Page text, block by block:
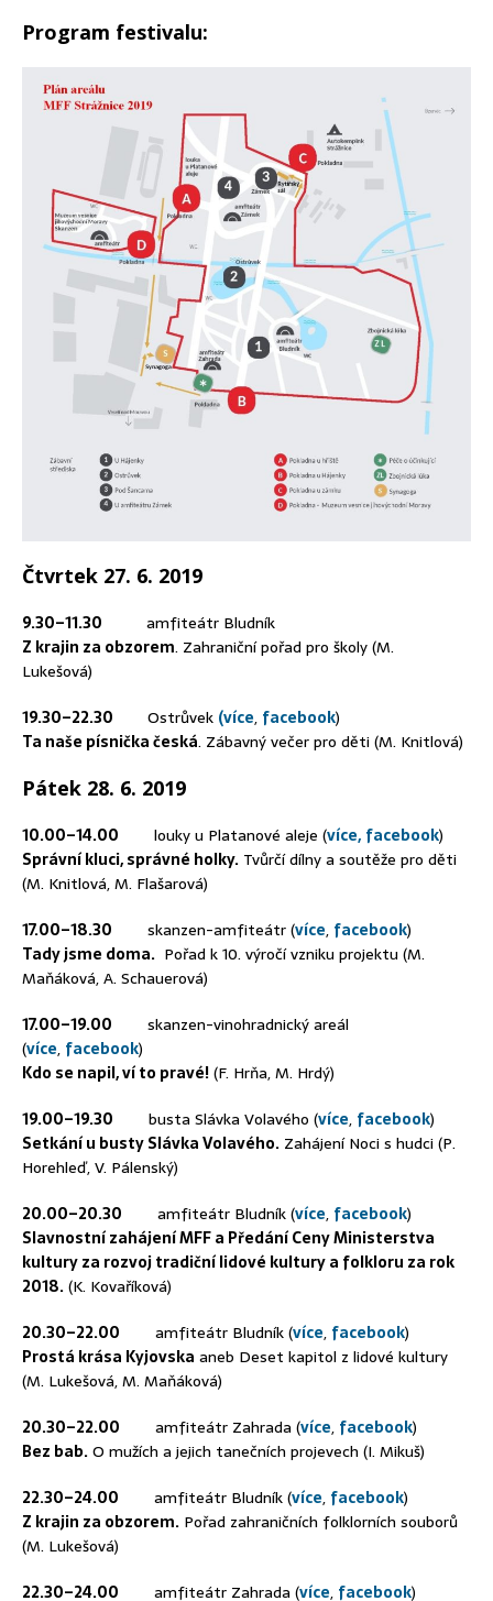
Program festivalu:
Čtvrtek 27. 6. 2019
9.30–11.30 amfiteátr Bludník
Z krajin za obzorem. Zahraniční pořad pro školy (M.
Lukešová)
19.30–22.30
Ostrůvek (více, facebook)
Ta naše písnička česká. Zábavný večer pro děti (M. Knitlová)
Pátek 28. 6. 2019
10.00–14.00 louky u Platanové aleje (více, facebook)
Správní kluci, správné holky. Tvůrčí dílny a soutěže pro děti
(M. Knitlová, M. Flašarová)
17.00–18.30 skanzen-amfiteátr (více, facebook)
Tady jsme doma. Pořad k 10. výročí vzniku projektu (M.
Maňáková, A. Schauerová)
17.00–19.00 skanzen-vinohradnický areál
(více, facebook)
Kdo se napil, ví to pravé!(F. Hrňa, M. Hrdý)
19.00–19.30 busta Slávka Volavého (více, facebook)
Setkání u busty Slávka Volavého. Zahájení Noci s hudci (P.
Horehleď, V. Pálenský)
20.00–20.30 amfiteátr Bludník (více, facebook)
Slavnostní zahájení MFF a Předání Ceny Ministerstva
kultury za rozvoj tradiční lidové kultury a folkloru za rok
2018.(K. Kovaříková)
20.30–22.00 amfiteátr Bludník (více, facebook)
Prostá krása Kyjovska aneb Deset kapitol z lidové kultury
(M. Lukešová, M. Maňáková)
20.30–22.00 amfiteátr Zahrada (více, facebook)
Bez bab.O mužích a jejich tanečních projevech (I. Mikuš)
22.30–24.00 amfiteátr Bludník (více, facebook)
Z krajin za obzorem. Pořad zahraničních folklorních souborů
(M. Lukešová)
22.30–24.00 amfiteátr Zahrada (více, facebook)